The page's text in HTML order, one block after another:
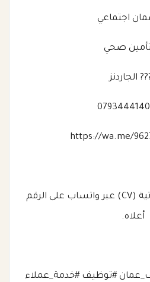
اجتماعي
صحي
الجاردنز
https://wa.me/
???? إرسال السيرة الذاتية (CV) عبر واتساب على الرقم
أعلاه.
#توظيف #خدمة_عملاء